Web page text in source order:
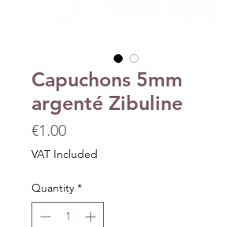
Capuchons 5mm
argenté Zibuline
€1.00Price
VAT Included
Quantity *